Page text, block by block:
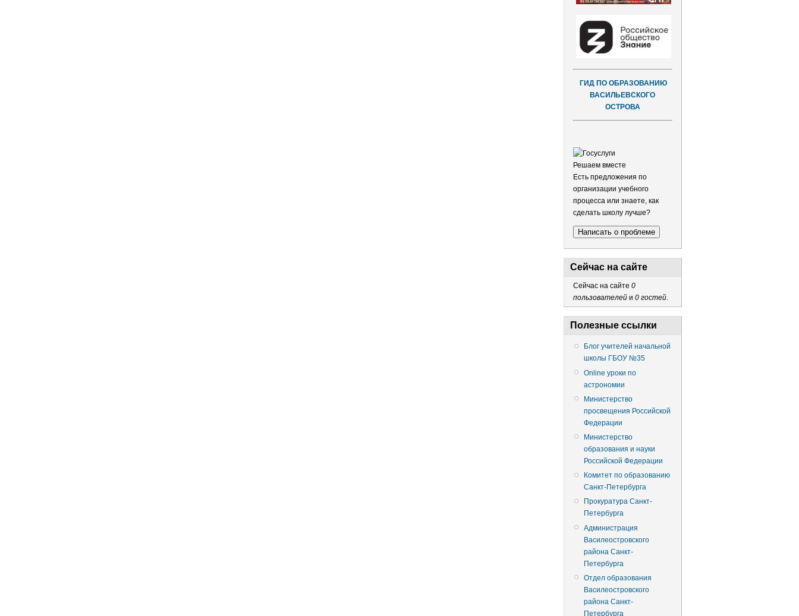
ГИД ПО ОБРАЗОВАНИЮ
ВАСИЛЬЕВСКОГО
ОСТРОВА
Решаем вместе
Есть предложения по
организации учебного
процесса или знаете, как
сделать школу лучше?
Написать о проблеме
Сейчас на сайте
Сейчас на сайте 0
пользователейи 0 гостей.
Полезные ссылки
Блог учителей начальной
школы ГБОУ №35
Online уроки по
астрономии
Министерство
просвещения Российской
Федерации
Министерство
образования и науки
Российской Федерации
Комитет по образованию
Санкт-Петербурга
Прокуратура Санкт-
Петербурга
Администрация
Василеостровского
района Санкт-
Петербурга
Отдел образования
Василеостровского
района Санкт-
Петербурга